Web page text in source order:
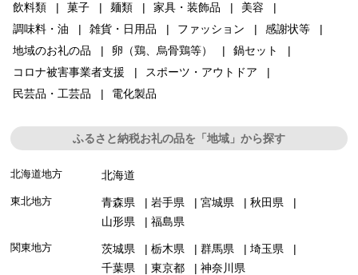
飲料類
菓子 麺類 家具・装飾品
美容
調味料・油
雑貨・日用品 ファッション
感謝状等
地域のお礼の品
卵（鶏、烏骨鶏等）
鍋セット
コロナ被害事業者支援
スポーツ・アウトドア
民芸品・工芸品
電化製品
ふるさと納税お礼の品を「地域」から探す
北海道地方 北海道
東北地方 青森県 岩手県 宮城県
秋田県
山形県
福島県
関東地方 茨城県 栃木県 群馬県
埼玉県
千葉県
東京都 神奈川県